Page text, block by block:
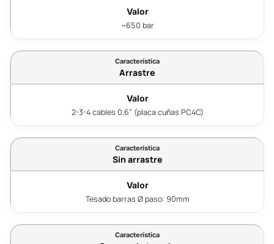
~650 bar
Arrastre
2-3-4 cables 0,6” (placa cuñas PC4C)
Sin arrastre
Tesado barras Ø paso: 90mm